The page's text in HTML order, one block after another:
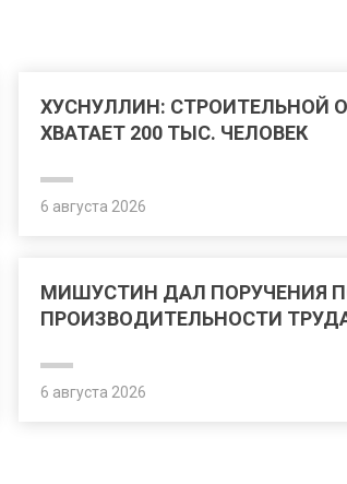
ХУСНУЛЛИН: СТРОИТЕЛЬНОЙ
ХВАТАЕТ 200 ТЫС. ЧЕЛОВЕК
6 августа 2026
МИШУСТИН ДАЛ ПОРУЧЕНИЯ
ПРОИЗВОДИТЕЛЬНОСТИ
6 августа 2026